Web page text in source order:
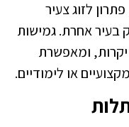
לזוג צעיר
אחרת. גמישות
יקרות, ומאפשרת
או לימודיים.